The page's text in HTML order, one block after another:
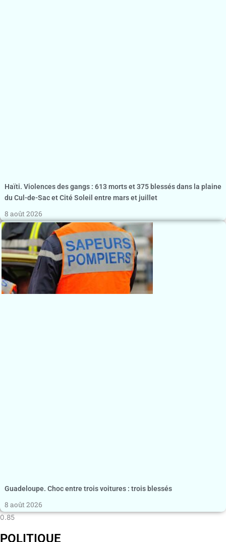
Haïti. Violences des gangs : 613 morts et 375 blessés dans la plaine
du Cul-de-Sac et Cité Soleil entre mars et juillet
8 août 2026
Guadeloupe. Choc entre trois voitures : trois blessés
8 août 2026
POLITIQUE